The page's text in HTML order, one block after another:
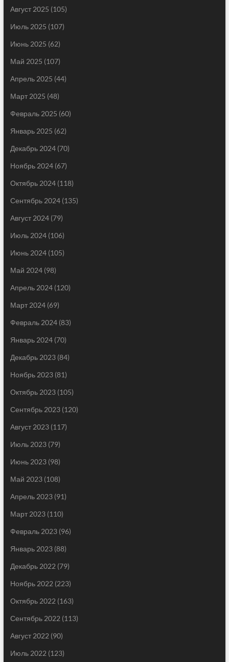
Август 2025 (105)
Июль 2025 (107)
Июнь 2025 (62)
Май 2025 (107)
Апрель 2025 (44)
Март 2025 (48)
Февраль 2025 (60)
Январь 2025 (62)
Декабрь 2024(70)
Ноябрь 2024(67)
Октябрь 2024(118)
Сентябрь 2024(135)
Август 2024(79)
Июль 2024(106)
Июнь 2024(105)
Май 2024(98)
Апрель 2024(120)
Март 2024(69)
Февраль 2024(83)
Январь 2024(70)
Декабрь 2023(84)
Ноябрь 2023(81)
Октябрь 2023(105)
Сентябрь 2023(120)
Август 2023(117)
Июль 2023(79)
Июнь 2023(98)
Май 2023(108)
Апрель 2023(91)
Март 2023(110)
Февраль 2023(96)
Январь 2023(88)
Декабрь 2022 (79)
Ноябрь 2022 (223)
Октябрь 2022 (163)
Сентябрь 2022 (113)
Август 2022 (90)
Июль 2022 (123)